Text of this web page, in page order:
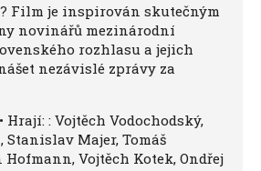
Film je inspirován skutečným
novinářů mezinárodní
rozhlasu a jejich
nezávislé zprávy za
Hrají: : Vojtěch Vodochodský,
Stanislav Majer, Tomáš
Vojtěch Kotek, Ondřej